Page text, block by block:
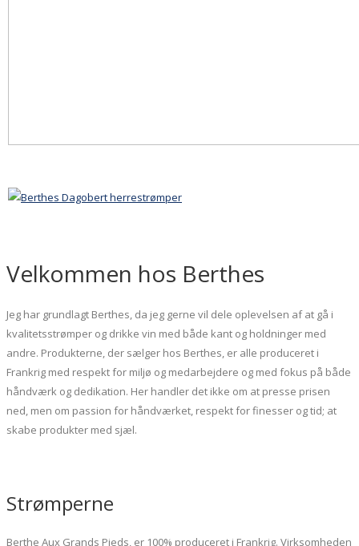
Velkommen hos Berthes
Jeg har grundlagt Berthes, da jeg gerne vil dele oplevelsen af at gå i
kvalitetsstrømper og drikke vin med både kant og holdninger med
andre. Produkterne, der sælger hos Berthes, er alle produceret i
Frankrig med respekt for miljø og medarbejdere og med fokus på både
håndværk og dedikation. Her handler det ikke om at presse prisen
ned, men om passion for håndværket, respekt for finesser og tid; at
skabe produkter med sjæl.
Strømperne
Berthe Aux Grands Pieds, er 100% produceret i Frankrig. Virksomheden